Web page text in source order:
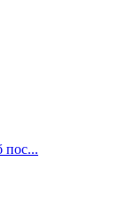
пос...